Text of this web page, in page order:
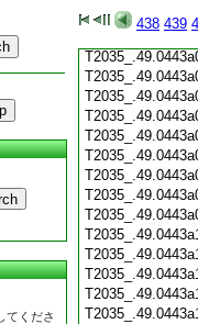
てくださ
438 439